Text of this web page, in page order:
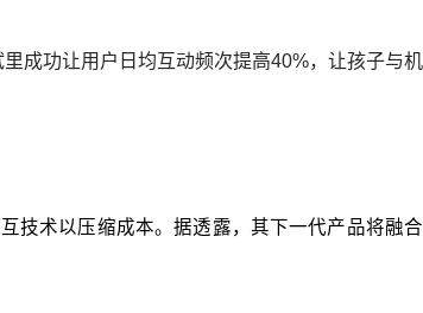
成功让用户日均互动频次提高40%，让孩子与机
技术以压缩成本。据透露，其下一代产品将融合